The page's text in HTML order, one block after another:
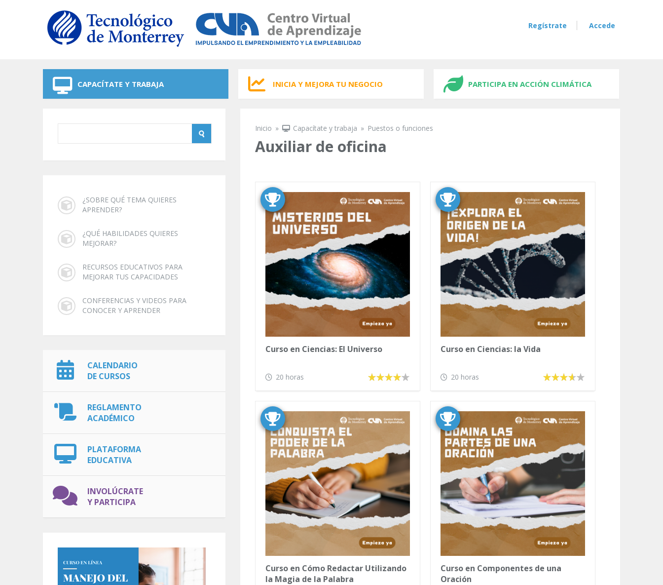
Regístrate Accede
CAPACÍTATE Y TRABAJA INICIA Y MEJORA TU NEGOCIO PARTICIPA EN ACCIÓN CLIMÁTICA
¿SOBRE QUÉ TEMA QUIERES
APRENDER?
¿QUÉ HABILIDADES QUIERES
MEJORAR?
RECURSOS EDUCATIVOS PARA
MEJORAR TUS CAPACIDADES
CONFERENCIAS Y VIDEOS PARA
CONOCER Y APRENDER
CALENDARIO
DE CURSOS
REGLAMENTO
ACADÉMICO
PLATAFORMA
EDUCATIVA
INVOLÚCRATE
Y PARTICIPA
Se encuentra usted aquí
Inicio » Capacítate y trabaja » Puestos o funciones
Auxiliar de oficina
Curso en Ciencias: El Universo
20 horas
Curso en Ciencias: la Vida
20 horas
Curso en Cómo Redactar Utilizando
la Magia de la Palabra
Curso en Componentes de una
Oración